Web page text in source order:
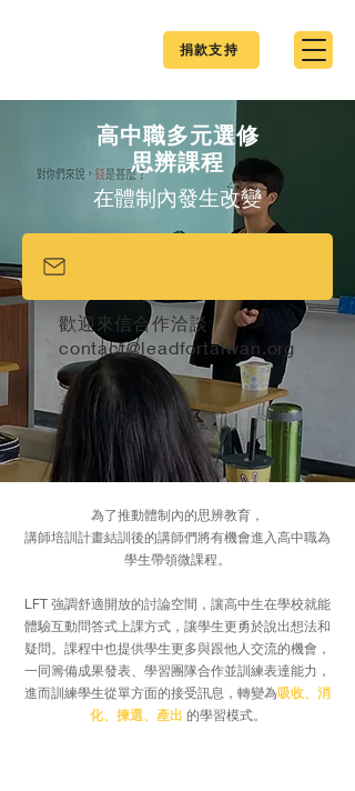
捐款支持
高中職多元選修
思辨課程
在體制內發生改變
歡迎來信合作洽談
contact@leadfortaiwan.org
為了推動體制內的思辨教育，
講師培訓計畫結訓後的講師們將有機會進入高中職為
學生帶領微課程。
LFT 強調舒適開放的討論空間，讓高中生在學校就能
體驗互動問答式上課方式， 讓學生更勇於說出想法和
疑問。 課程中也提供學生更多與跟他人交流的機會，
一同籌備成果發表、學習團隊合作並訓練表達能力，
進而訓練學生從單方面的接受訊息， 轉變為吸收、消
化、揀選、產出 的學習模式。